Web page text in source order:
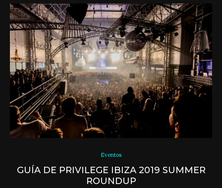
Eventos
GUÍA DE PRIVILEGE IBIZA 2019 SUMMER
ROUNDUP